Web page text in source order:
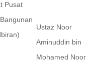
Pusat
Ustaz Noor
Aminuddin bin
Mohamed Noor